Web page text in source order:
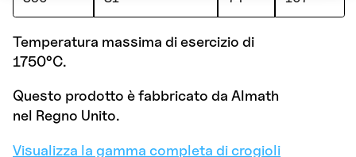
Temperatura massima di esercizio di
1750°C.
Questo prodotto è fabbricato da Almath
nel Regno Unito.
Visualizza la gamma completa di crogioli